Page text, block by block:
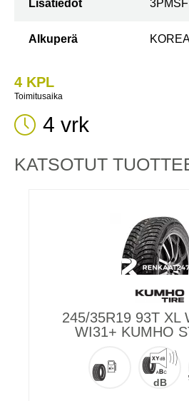
Lisätiedot 3PMSF
Alkuperä
4 KPL
Toimitusaika
4 vrk
KATSOTUT
245/35R19 93T XL
WI31+ KUMHO
dB